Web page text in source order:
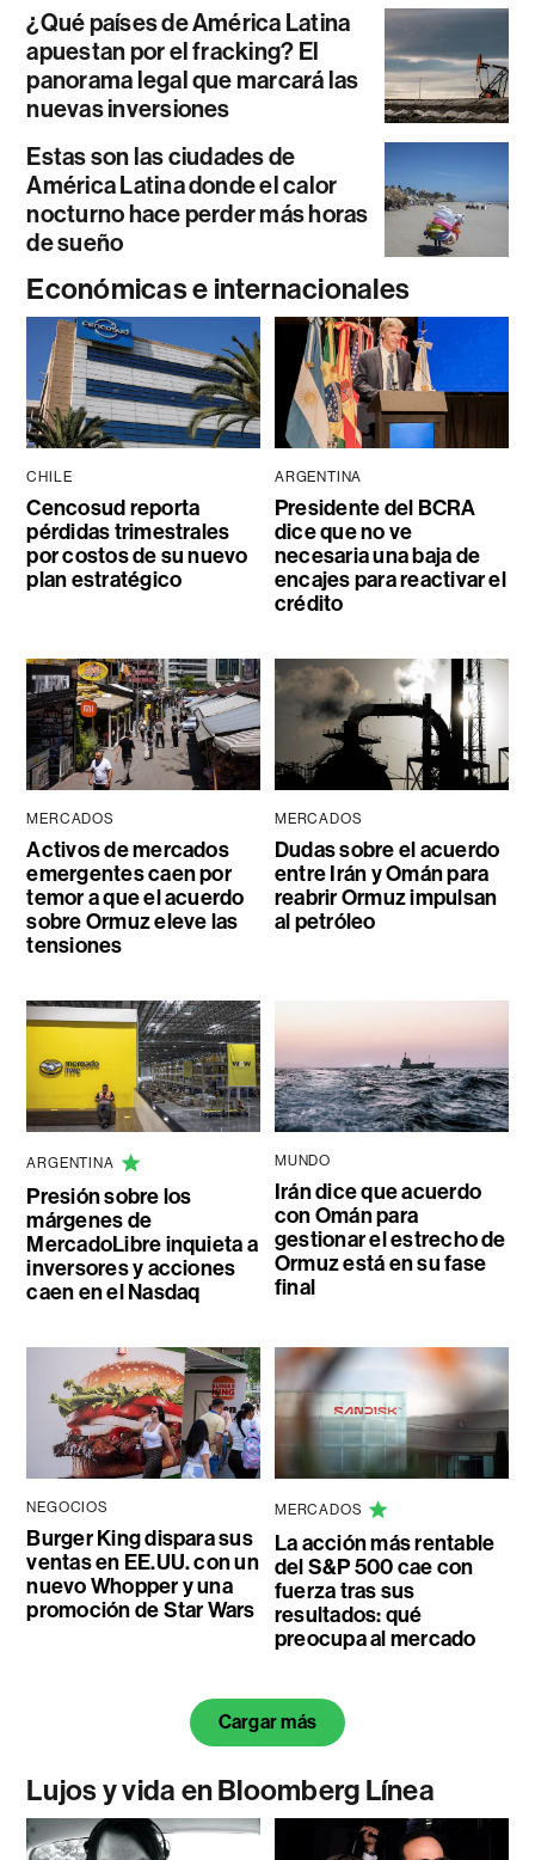
¿Qué países de América Latina
apuestan por el fracking? El
panorama legal que marcará las
nuevas inversiones
Estas son las ciudades de
América Latina donde el calor
nocturno hace perder más horas
de sueño
Económicas e internacionales
CHILE
Cencosud reporta
pérdidas trimestrales
por costos de su nuevo
plan estratégico
ARGENTINA
Presidente del BCRA
dice que no ve
necesaria una baja de
encajes para reactivar el
crédito
MERCADOS
Activos de mercados
emergentes caen por
temor a que el acuerdo
sobre Ormuz eleve las
tensiones
MERCADOS
Dudas sobre el acuerdo
entre Irán y Omán para
reabrir Ormuz impulsan
al petróleo
ARGENTINA
Presión sobre los
márgenes de
MercadoLibre inquieta a
inversores y acciones
caen en el Nasdaq
MUNDO
Irán dice que acuerdo
con Omán para
gestionar el estrecho de
Ormuz está en su fase
final
NEGOCIOS
Burger King dispara sus
ventas en EE.UU. con un
nuevo Whopper y una
promoción de Star Wars
MERCADOS
La acción más rentable
del S&P 500 cae con
fuerza tras sus
resultados: qué
preocupa al mercado
Cargar más
Lujos y vida en Bloomberg Línea